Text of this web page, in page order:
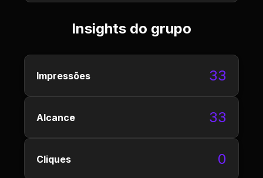
Insights do grupo
Impressões 33
Alcance 33
Cliques 0